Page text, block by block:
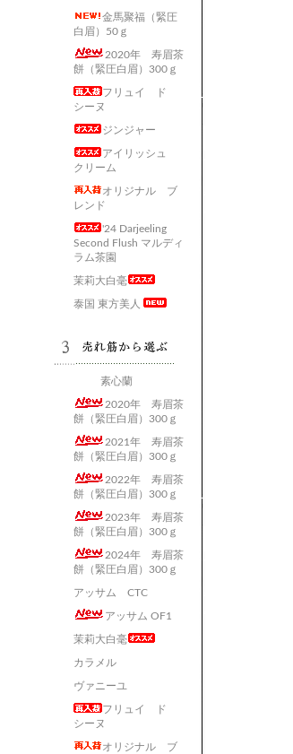
金馬聚福（緊圧
白眉）50ｇ
2020年 寿眉茶
餅（緊圧白眉）300ｇ
フリュイ ド
シーヌ
ジンジャー
アイリッシュ
クリーム
オリジナル ブ
レンド
'24 Darjeeling
Second Flush マルディ
ラム茶園
茉莉大白毫
泰国 東方美人
素心蘭
2020年 寿眉茶
餅（緊圧白眉）300ｇ
2021年 寿眉茶
餅（緊圧白眉）300ｇ
2022年 寿眉茶
餅（緊圧白眉）300ｇ
2023年 寿眉茶
餅（緊圧白眉）300ｇ
2024年 寿眉茶
餅（緊圧白眉）300ｇ
アッサム CTC
アッサム OF1
茉莉大白毫
カラメル
ヴァニーユ
フリュイ ド
シーヌ
オリジナル ブ